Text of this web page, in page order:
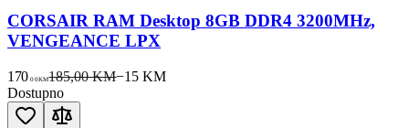
CORSAIR RAM Desktop 8GB DDR4 3200MHz,
VENGEANCE LPX
170 00KM185,00 KM−15 KM
Dostupno